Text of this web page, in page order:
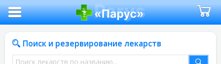
Поиск и резервирование лекарств
Поиск